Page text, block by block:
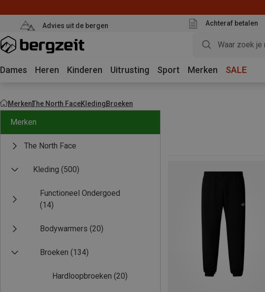
Advies uit de bergen Achteraf betalen
Dames Heren Kinderen Uitrusting Sport Merken SALE
MerkenThe North FaceKledingBroeken
Merken
The North Face
Kleding (500)
Functioneel Ondergoed
(14)
Bodywarmers (20)
Broeken (134)
Hardloopbroeken (20)